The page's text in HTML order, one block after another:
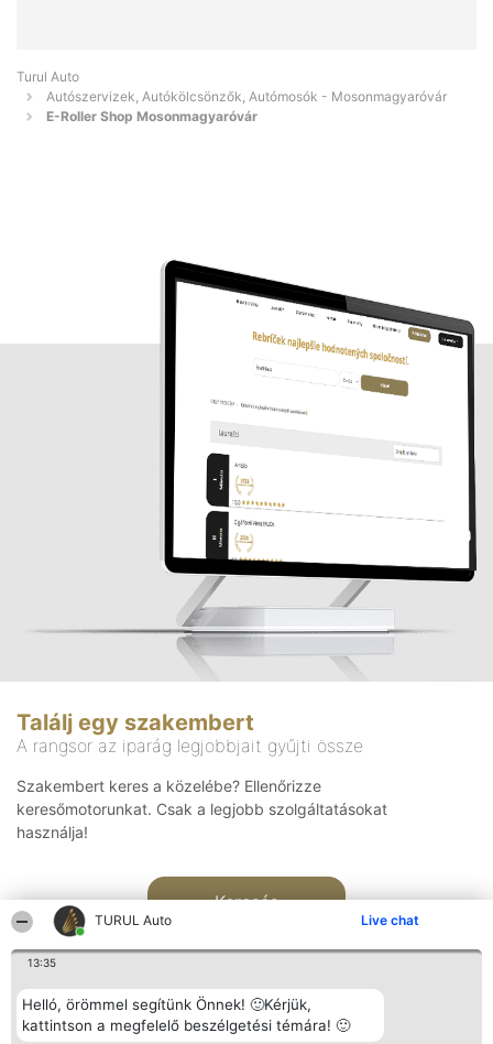
TURUL Auto Live chat
13:35
Helló, örömmel segítünk Önnek! 🙂Kérjük,
kattintson a megfelelő beszélgetési témára! 🙂
Turul Auto
Autószervizek, Autókölcsönzők, Autómosók - Mosonmagyaróvár
E-Roller Shop Mosonmagyaróvár
Találj egy szakembert
A rangsor az iparág legjobbjait gyűjti össze
Szakembert keres a közelébe? Ellenőrizze
keresőmotorunkat. Csak a legjobb szolgáltatásokat
használja!
Keresés